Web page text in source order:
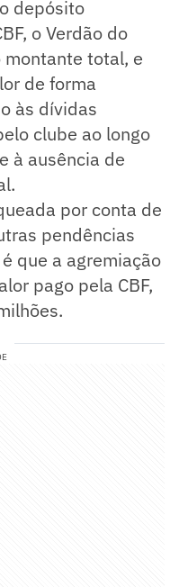
depósito
o Verdão do
montante total, e
de forma
às dívidas
clube ao longo
à ausência de
por conta de
pendências
que a agremiação
pago pela CBF,